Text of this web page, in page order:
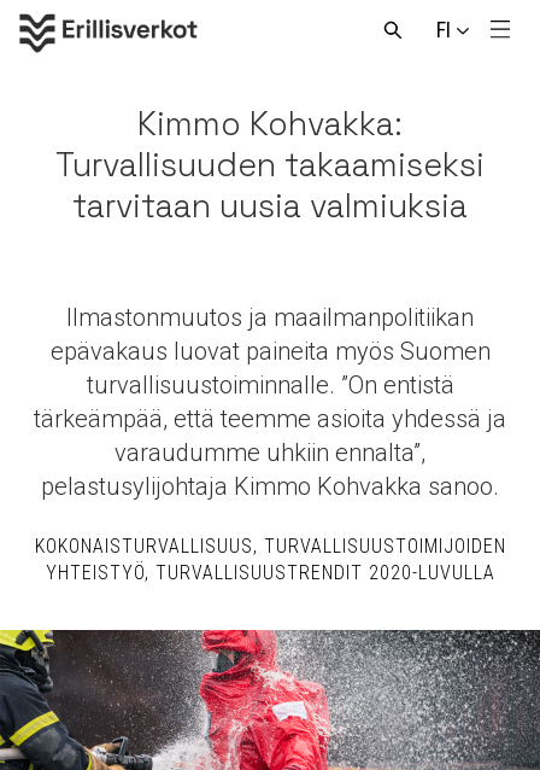
FI
Avaa
Kimmo Kohvakka:
Turvallisuuden takaamiseksi
tarvitaan uusia valmiuksia
Ilmastonmuutos ja maailmanpolitiikan
epävakaus luovat paineita myös Suomen
turvallisuustoiminnalle. ”On entistä
tärkeämpää, että teemme asioita yhdessä ja
varaudumme uhkiin ennalta”,
pelastusylijohtaja Kimmo Kohvakka sanoo.
KOKONAISTURVALLISUUS TURVALLISUUSTOIMIJOIDEN
YHTEISTYÖ TURVALLISUUSTRENDIT 2020-LUVULLA